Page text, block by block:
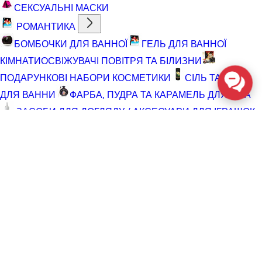
СЕКСУАЛЬНІ МАСКИ
РОМАНТИКА
БОМБОЧКИ ДЛЯ ВАННОЇ
ГЕЛЬ ДЛЯ ВАННОЇ
КІМНАТИОСВІЖУВАЧІ ПОВІТРЯ ТА БІЛИЗНИ
ПОДАРУНКОВІ НАБОРИ КОСМЕТИКИ
СІЛЬ ТА ПІНА
ДЛЯ ВАННИ
ФАРБА, ПУДРА ТА КАРАМЕЛЬ ДЛЯ ТІЛА
ЗАСОБИ ДЛЯ ДОГЛЯДУ / АКСЕСУАРИ ДЛЯ ІГРАШОК